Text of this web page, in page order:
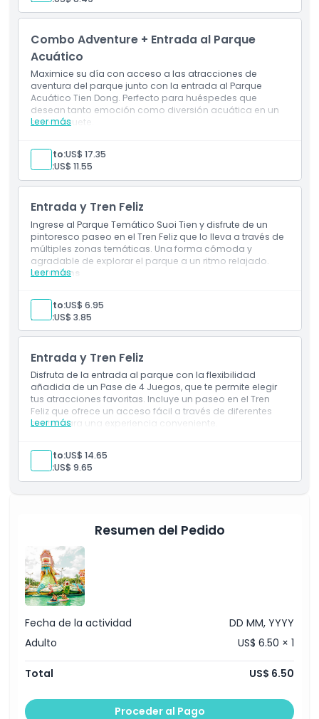
1 billete(s) de Misterio del Bosque de las Brujas
1 billete(s) de Palacio del Unicornio
1 billete(s) de Noria
1 billete(s) de Bote de Remo de los Cuatro Animales
1 billete(s)
Combo Adventure + Entrada al Parque
Acuático
Maximice su día con acceso a las atracciones de
aventura del parque junto con la entrada al Parque
Acuático Tien Dong. Perfecto para huéspedes que
desean tanto emoción como diversión acuática en un
solo paquete.
Leer más
Entrada a: Parque Temático Suoi Tien
1 boleto(s) de Taxi Turístico
1 boleto(s) Misterio del Bosque de las Brujas
1 boleto(s) Palacio del Unicornio
1 boleto(s) Rueda de la Fortuna
1 boleto(s) Bote de Remo de los Cuatro Animales
Sagrados
1 boleto(s)
1 boleto(s) Parque Acuático
Adulto:US$ 17.35
Niño:US$ 11.55
Entrada y Tren Feliz
Ingrese al Parque Temático Suoi Tien y disfrute de un
pintoresco paseo en el Tren Feliz que lo lleva a través de
múltiples zonas temáticas. Una forma cómoda y
agradable de explorar el parque a un ritmo relajado.
Leer más
Inclusions
Boleto del Tren Feliz, que presta servicios en rutas
entre estaciones de 8:00 a 16:00
Adulto:US$ 6.95
Niño:US$ 3.85
Entrada y Tren Feliz
Disfruta de la entrada al parque con la flexibilidad
añadida de un Pase de 4 Juegos, que te permite elegir
tus atracciones favoritas. Incluye un paseo en el Tren
Feliz que ofrece un acceso fácil a través de diferentes
zonas para una experiencia conveniente.
Leer más
Admisión a: Parque Temático Suoi Tien
Elección de 4 Juegos/Atracciones: Puedes elegir
libremente 4 de tus juegos favoritos dentro del
estaciones desde las 8:00 hasta las 16:00
Adulto:US$ 14.65
Niño:US$ 9.65
Resumen del Pedido
Fecha de la actividad
DD MM, YYYY
Adulto
US$ 6.50 × 1
Total US$ 6.50
Proceder al Pago